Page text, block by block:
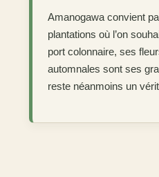
Amanogawa convient
plantations où l’on
port colonnaire, ses
automnales sont ses
reste néanmoins un